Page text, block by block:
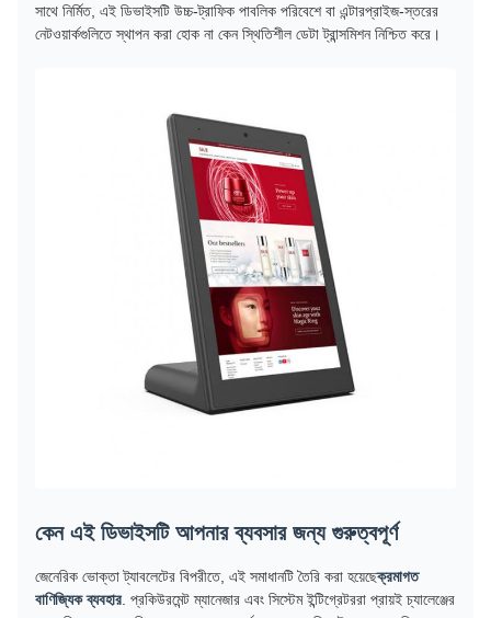
সাথে নির্মিত, এই ডিভাইসটি উচ্চ-ট্রাফিক পাবলিক পরিবেশে বা এন্টারপ্রাইজ-স্তরের
নেটওয়ার্কগুলিতে স্থাপন করা হোক না কেন স্থিতিশীল ডেটা ট্রান্সমিশন নিশ্চিত করে।
কেন এই ডিভাইসটি আপনার ব্যবসার জন্য গুরুত্বপূর্ণ
জেনেরিক ভোক্তা ট্যাবলেটের বিপরীতে, এই সমাধানটি তৈরি করা হয়েছেক্রমাগত
বাণিজ্যিক ব্যবহার . প্রকিউরমেন্ট ম্যানেজার এবং সিস্টেম ইন্টিগ্রেটররা প্রায়ই চ্যালেঞ্জের